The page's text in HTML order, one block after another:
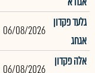
גלעד פקדון
אגחג
06/08/2026
אלה פקדון
06/08/2026